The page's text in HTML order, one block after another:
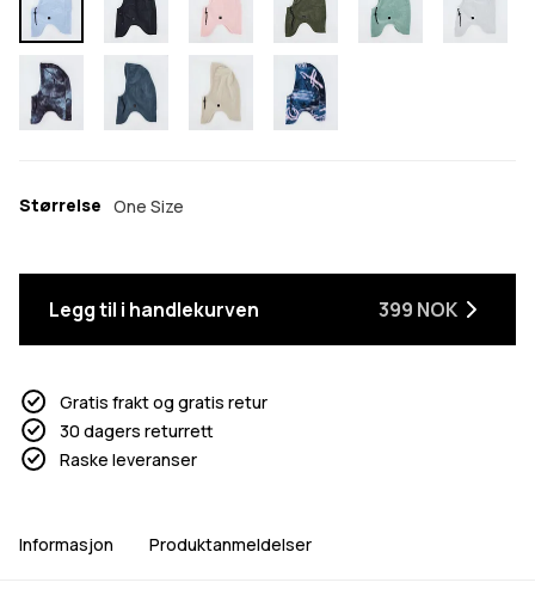
Størrelse One Size
Legg til i handlekurven 399 NOK
Gratis frakt og gratis retur
30 dagers returrett
Raske leveranser
Informasjon Produktanmeldelser